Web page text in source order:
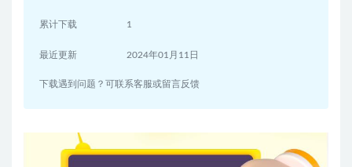
累计下载 1
最近更新 2024年01月11日
下载遇到问题？可联系客服或留言反馈